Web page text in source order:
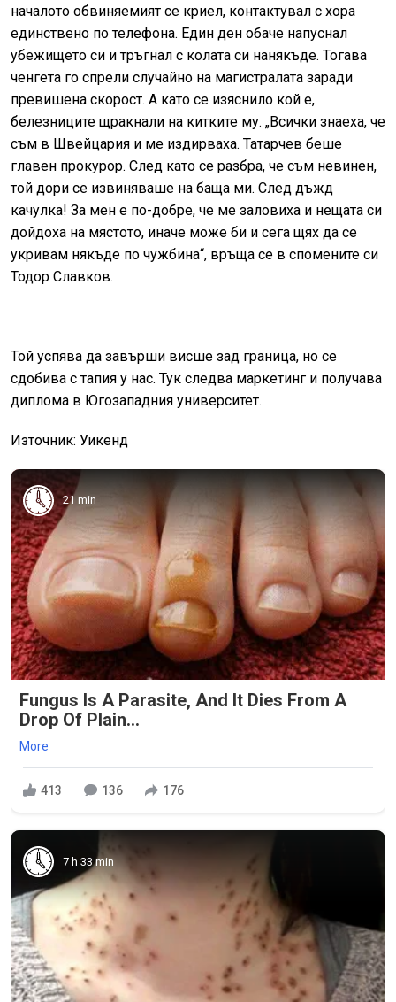
началото обвиняемият се криел, контактувал с хора
единствено по телефона. Един ден обаче напуснал
убежището си и тръгнал с колата си нанякъде. Тогава
ченгета го спрели случайно на магистралата заради
превишена скорост. А като се изяснило кой е,
белезниците щракнали на китките му. „Всички знаеха, че
съм в Швейцария и ме издирваха. Татарчев беше
главен прокурор. След като се разбра, че съм невинен,
той дори се извиняваше на баща ми. След дъжд
качулка! За мен е по-добре, че ме заловиха и нещата си
дойдоха на мястото, иначе може би и сега щях да се
укривам някъде по чужбина“, връща се в спомените си
Тодор Славков.
Той успява да завърши висше зад граница, но се
сдобива с тапия у нас. Тук следва маркетинг и получава
диплома в Югозападния университет.
Източник: Уикенд
21 min
Fungus Is A Parasite, And It Dies From A
Drop Of Plain...
More
413 136 176
7 h 33 min